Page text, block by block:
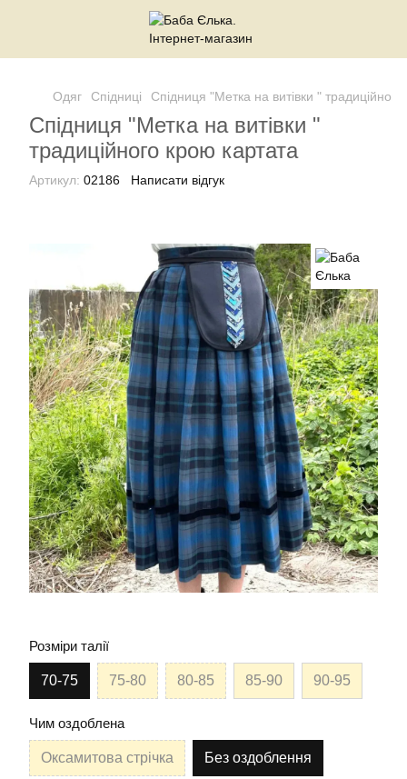
Одяг Спідниці Спідниця "Метка на витівки "
Спідниця "Метка на витівки "
традиційного крою картата
Артикул: 02186 Написати відгук
Розміри талії
70-75 75-80 80-85 85-90 90-95
Чим оздоблена
Оксамитова стрічка Без оздоблення